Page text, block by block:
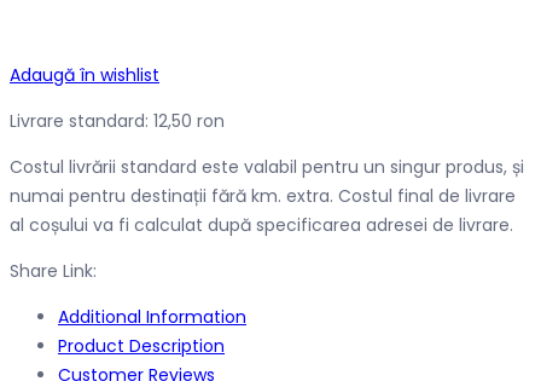
Adaugă în wishlist
Livrare standard: 12,50 ron
Costul livrării standard este valabil pentru un singur produs, și
numai pentru destinații fără km. extra. Costul final de livrare
al coșului va fi calculat după specificarea adresei de livrare.
Share Link:
Additional Information
Product Description
Customer Reviews